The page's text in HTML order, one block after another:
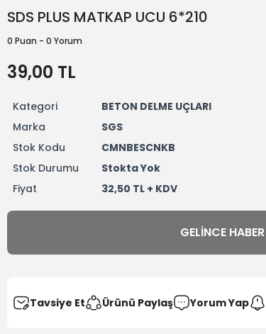
SDS PLUS MATKAP UCU 6*210
0 Puan - 0 Yorum
39,00 TL
Kategori
BETON DELME UÇLARI
Marka
SGS
Stok Kodu
CMNBESCNKB
Stok Durumu
Stokta Yok
Fiyat
32,50 TL + KDV
GELINCE
Tavsiye Et Ürünü Paylaş Yorum Yap